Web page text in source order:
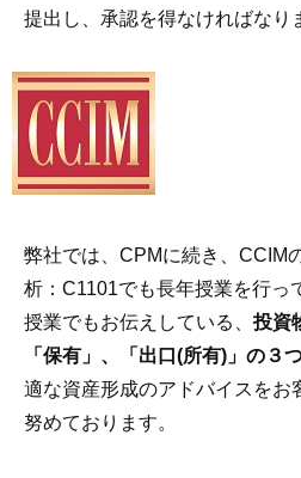
提出し、承認を得なければなり
弊社では、CPMに続き、CCIM
析：C1101でも長年授業を行っ
授業でもお伝えしている、 投資
「保有」、「出口(所有)」の３
適な資産形成のアドバイスをお
努めております。